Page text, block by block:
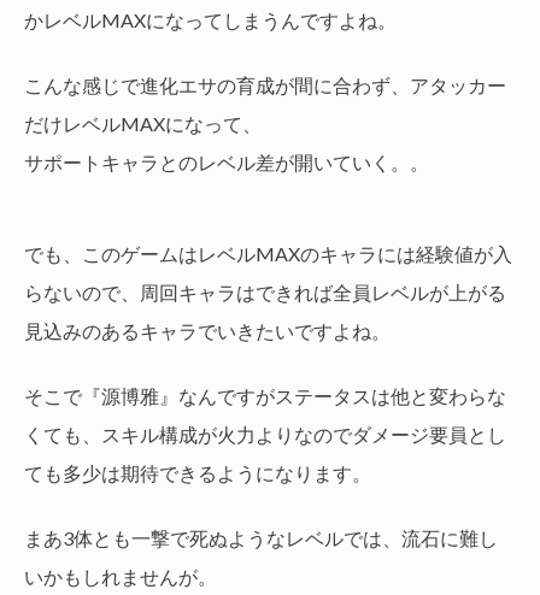
かレベルMAXになってしまうんですよね。
こんな感じで進化エサの育成が間に合わず、アタッカー
だけレベルMAXになって、
サポートキャラとのレベル差が開いていく。。
でも、このゲームはレベルMAXのキャラには経験値が入
らないので、周回キャラはできれば全員レベルが上がる
見込みのあるキャラでいきたいですよね。
そこで『源博雅』なんですがステータスは他と変わらな
くても、スキル構成が火力よりなのでダメージ要員とし
ても多少は期待できるようになります。
まあ3体とも一撃で死ぬようなレベルでは、流石に難し
いかもしれませんが。